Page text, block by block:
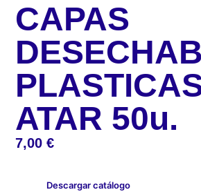
CAPAS
ATAR 50u.
7,00€
Descargar catálogo